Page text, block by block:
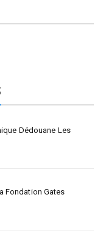
Dédouane Les
Fondation Gates